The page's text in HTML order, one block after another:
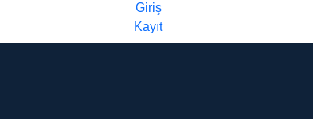
Giriş
Kayıt